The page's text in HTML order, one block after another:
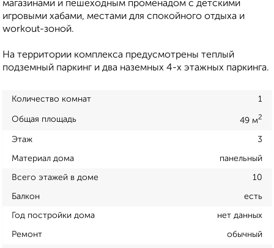
магазинами и пешеходным променадом с детскими
игровыми хабами, местами для спокойного отдыха и
workout-зоной.
На территории комплекса предусмотрены теплый
подземный паркинг и два наземных 4-х этажных паркинга.
Количество комнат 1
Общая площадь 49 м2
Этаж 3
Материал дома панельный
Всего этажей в доме 10
Балкон есть
Год постройки дома нет данных
Ремонт обычный